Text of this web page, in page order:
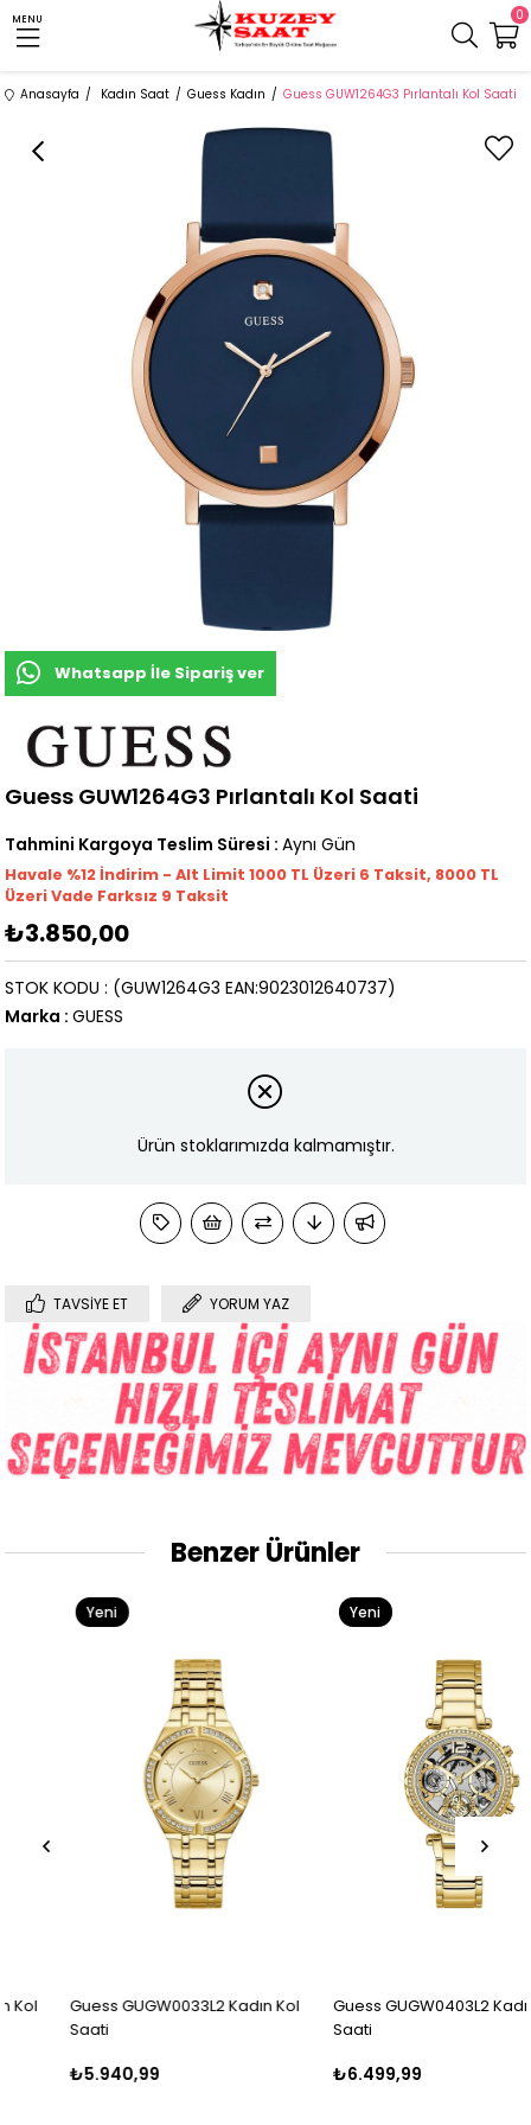
MENU 0
Anasayfa Kadın Saat Guess Kadın Guess GUW1264G3 Pırlantalı Kol Saati
Whatsapp İle Sipariş ver
Guess GUW1264G3 Pırlantalı Kol Saati
Tahmini Kargoya Teslim Süresi : Aynı Gün
Havale %12 İndirim - Alt Limit 1000 TL Üzeri 6 Taksit, 8000 TL
Üzeri Vade Farksız 9 Taksit
₺3.850,00
(GUW1264G3 EAN:9023012640737)
STOK KODU
Marka : GUESS
Ürün stoklarımızda kalmamıştır.
TAVSIYE ET YORUM YAZ
Benzer Ürünler
Guess GUGW0033L2 Kadın Kol
₺5.940,99
Guess GUGW0403L2 Kadın Kol
₺6.499,99